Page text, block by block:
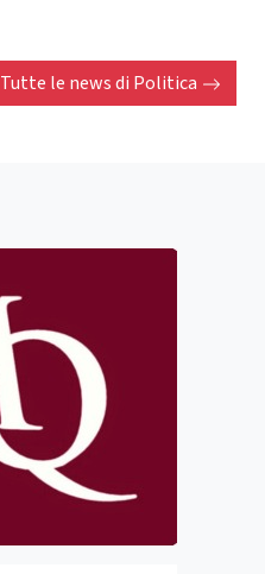
Tutte le news di Politica